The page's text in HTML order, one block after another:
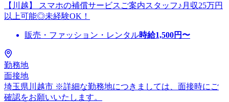
【川越】 スマホの補償サービスご案内スタッフ♪月収25万円
以上可能◎未経験OK！
販売・ファッション・レンタル時給1,500円〜
勤務地
面接地
埼玉県川越市 ※詳細な勤務地につきましては、面接時にご
確認をお願いいたします。